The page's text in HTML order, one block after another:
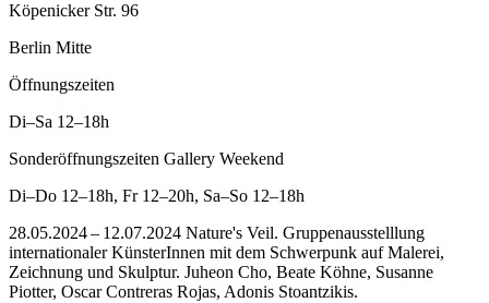
Köpenicker Str. 96
Berlin Mitte
Öffnungszeiten
Di–Sa 12–18h
Sonderöffnungszeiten Gallery Weekend
Di–Do 12–18h, Fr 12–20h, Sa–So 12–18h
28.05.2024 – 12.07.2024 Nature's Veil. Gruppenausstelllung
internationaler KünsterInnen mit dem Schwerpunk auf Malerei,
Zeichnung und Skulptur. Juheon Cho, Beate Köhne, Susanne
Piotter, Oscar Contreras Rojas, Adonis Stoantzikis.